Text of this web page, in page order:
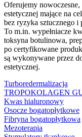
Oferujemy
estetycznej mające na
bez ryzyka sztucznego i
To m.in. wypełniacze
toksyna botulinowa,
po certyfikowane
są wykonywane przez
estetycznej.
Turboredermalizacja
TROPOKOLAGEN
Kwas hialuronowy
Osocze bogatopłytkowe
Fibryna bogatopłytkowa
Mezoterapia